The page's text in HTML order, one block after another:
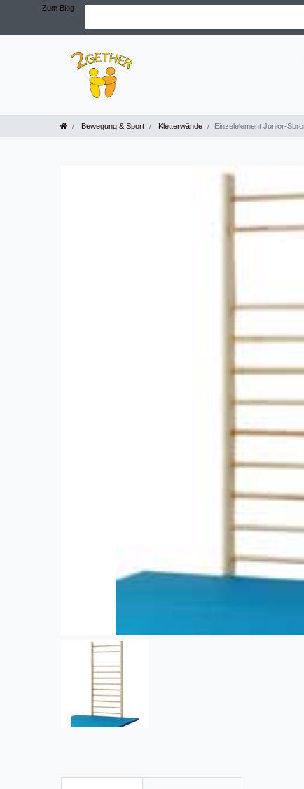
Zum Blog
Bewegung & Sport Kletterwände Einzelelement Junior-